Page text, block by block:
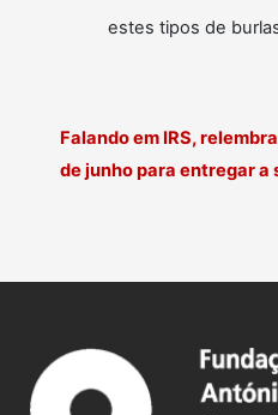
estes tipos de
Falando em IRS,
de junho para entregar a